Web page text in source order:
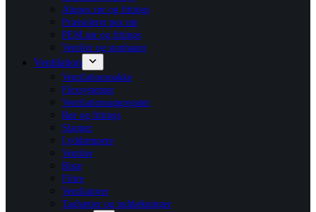
Alupex rør og fittings
Præisoleret pex rør
PEM rør og fittings
Ventiler og stophaner
Ventilation
Ventilationspakke
Flexsystemer
Ventilationsaggregater
Rør og fittings
Slanger
Lyddæmpere
Ventiler
Riste
Filtre
Ventilatorer
Taghætter og inddækninger